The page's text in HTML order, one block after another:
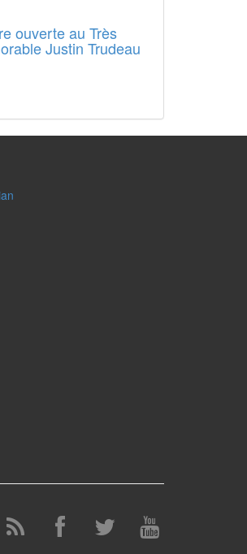
ouverte au Très
Justin Trudeau